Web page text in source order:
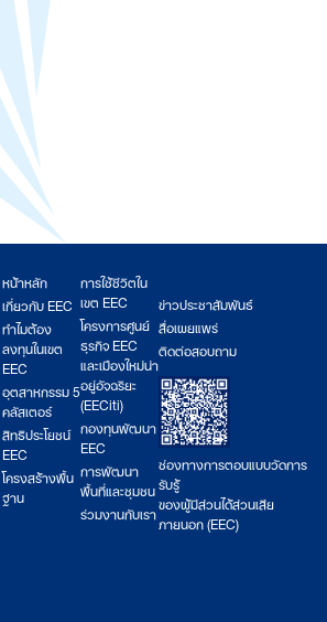
หน้าหลัก
เกี่ยวกับ EEC
ทำไมต้อง
ลงทุนในเขต
EEC
อุตสาหกรรม 5
คลัสเตอร์
สิทธิประโยชน์
EEC
โครงสร้างพื้น
ฐาน
การใช้ชีวิตใน
เขต EEC
โครงการศูนย์
ธุรกิจ EEC
และเมืองใหม่น่า
อยู่อัจฉริยะ
(EECiti)
กองทุนพัฒนา
EEC
การพัฒนา
พื้นที่และชุมชน
ร่วมงานกับเรา
ข่าวประชาสัมพันธ์
สื่อเผยแพร่
ติดต่อสอบถาม
ช่องทางการตอบแบบวัดการ
รับรู้
ของผู้มีส่วนได้ส่วนเสีย
ภายนอก (EEC)